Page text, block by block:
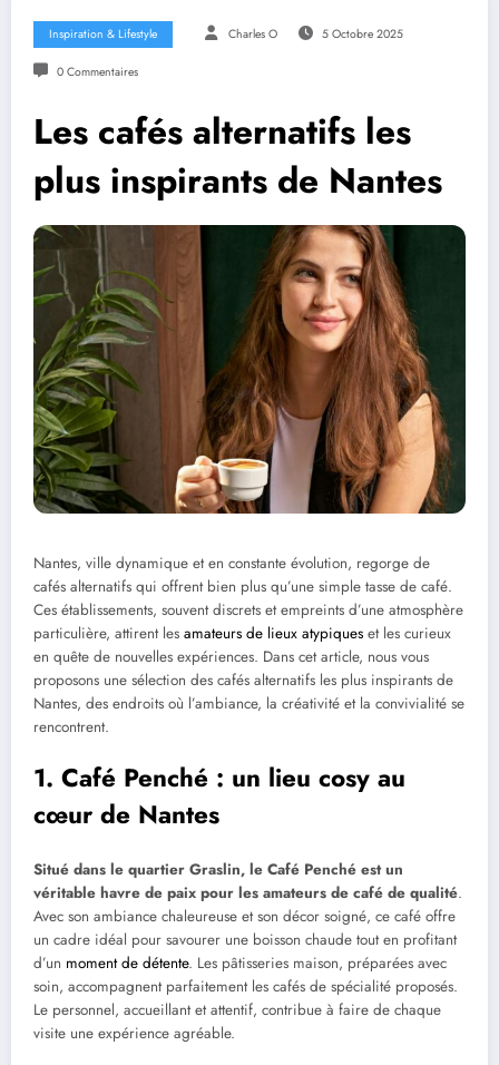
Inspiration & Lifestyle Charles O 5 Octobre 2025
0 Commentaires
Les cafés alternatifs les
plus inspirants de Nantes
Nantes, ville dynamique et en constante évolution, regorge de
cafés alternatifs qui offrent bien plus qu’une simple tasse de café.
Ces établissements, souvent discrets et empreints d’une atmosphère
particulière, attirent les amateurs de lieux atypiques et les curieux
en quête de nouvelles expériences. Dans cet article, nous vous
proposons une sélection des cafés alternatifs les plus inspirants de
Nantes, des endroits où l’ambiance, la créativité et la convivialité se
rencontrent.
1. Café Penché : un lieu cosy au
cœur de Nantes
Situé dans le quartier Graslin, le Café Penché est un
véritable havre de paix pour les amateurs de café de qualité.
Avec son ambiance chaleureuse et son décor soigné, ce café offre
un cadre idéal pour savourer une boisson chaude tout en profitant
d’un moment de détente. Les pâtisseries maison, préparées avec
soin, accompagnent parfaitement les cafés de spécialité proposés.
Le personnel, accueillant et attentif, contribue à faire de chaque
visite une expérience agréable.